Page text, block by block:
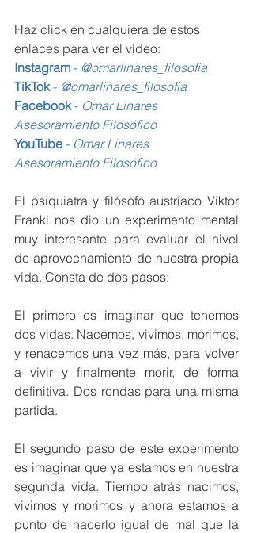
Haz click en cualquiera de estos
enlaces para ver el vídeo:
Instagram - @omarlinares_filosofia
TikTok - @omarlinares_filosofia
Facebook - Omar Linares
Asesoramiento Filosófico
YouTube - Omar Linares
Asesoramiento Filosófico
El psiquiatra y filósofo austríaco Viktor
Frankl nos dio un experimento mental
muy interesante para evaluar el nivel
de aprovechamiento de nuestra propia
vida. Consta de dos pasos:
El primero es imaginar que tenemos
dos vidas. Nacemos, vivimos, morimos,
y renacemos una vez más, para volver
a vivir y finalmente morir, de forma
definitiva. Dos rondas para una misma
partida.
El segundo paso de este experimento
es imaginar que ya estamos en nuestra
segunda vida. Tiempo atrás nacimos,
vivimos y morimos y ahora estamos a
punto de hacerlo igual de mal que la